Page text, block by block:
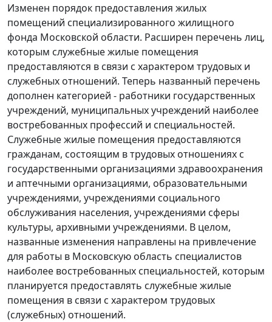
Изменен порядок предоставления жилых
помещений специализированного жилищного
фонда Московской области. Расширен перечень лиц,
которым служебные жилые помещения
предоставляются в связи с характером трудовых и
служебных отношений. Теперь названный перечень
дополнен категорией - работники государственных
учреждений, муниципальных учреждений наиболее
востребованных профессий и специальностей.
Служебные жилые помещения предоставляются
гражданам, состоящим в трудовых отношениях с
государственными организациями здравоохранения
и аптечными организациями, образовательными
учреждениями, учреждениями социального
обслуживания населения, учреждениями сферы
культуры, архивными учреждениями. В целом,
названные изменения направлены на привлечение
для работы в Московскую область специалистов
наиболее востребованных специальностей, которым
планируется предоставлять служебные жилые
помещения в связи с характером трудовых
(служебных) отношений.